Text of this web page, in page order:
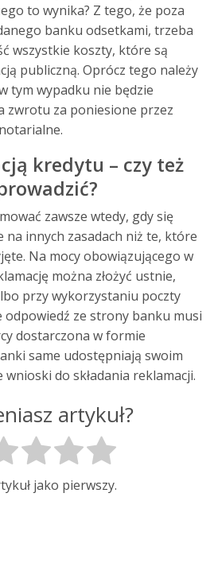
to wynika? Z tego, że poza
banku odsetkami, trzeba
wszystkie koszty, które są
publiczną. Oprócz tego należy
tym wypadku nie będzie
zwrotu za poniesione przez
kredytu – czy też
zawsze wtedy, gdy się
innych zasadach niż te, które
Na mocy obowiązującego w
można złożyć ustnie,
przy wykorzystaniu poczty
odpowiedź ze strony banku musi
dostarczona w formie
same udostępniają swoim
do składania reklamacji.
artykuł?
jako pierwszy.